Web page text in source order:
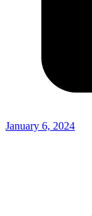
January 6, 2024